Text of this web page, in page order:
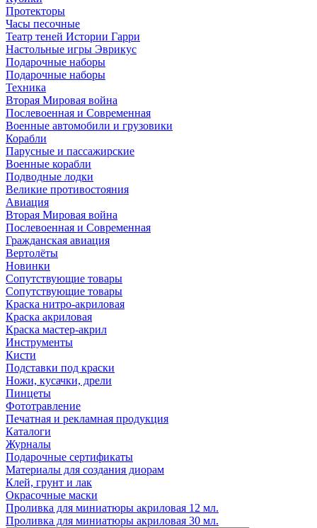
Протекторы
Часы песочные
Театр теней Истории Гарри
Настольные игры Эврикус
Подарочные наборы
Подарочные наборы
Техника
Вторая Мировая война
Послевоенная и Современная
Военные автомобили и грузовики
Корабли
Парусные и пассажирские
Военные корабли
Подводные лодки
Великие противостояния
Авиация
Вторая Мировая война
Послевоенная и Современная
Гражданская авиация
Вертолёты
Новинки
Сопутствующие товары
Сопутствующие товары
Краска нитро-акриловая
Краска акриловая
Краска мастер-акрил
Инструменты
Кисти
Подставки под краски
Ножи, кусачки, дрели
Пинцеты
Фототравление
Печатная и рекламная продукция
Каталоги
Журналы
Подарочные сертификаты
Материалы для создания диорам
Клей, грунт и лак
Окрасочные маски
Проливка для миниатюры акриловая 12 мл.
Проливка для миниатюры акриловая 30 мл.